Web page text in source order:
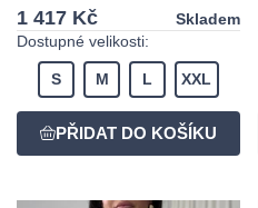
1 417 Kč
Skladem
Dostupné velikosti:
S M L XXL